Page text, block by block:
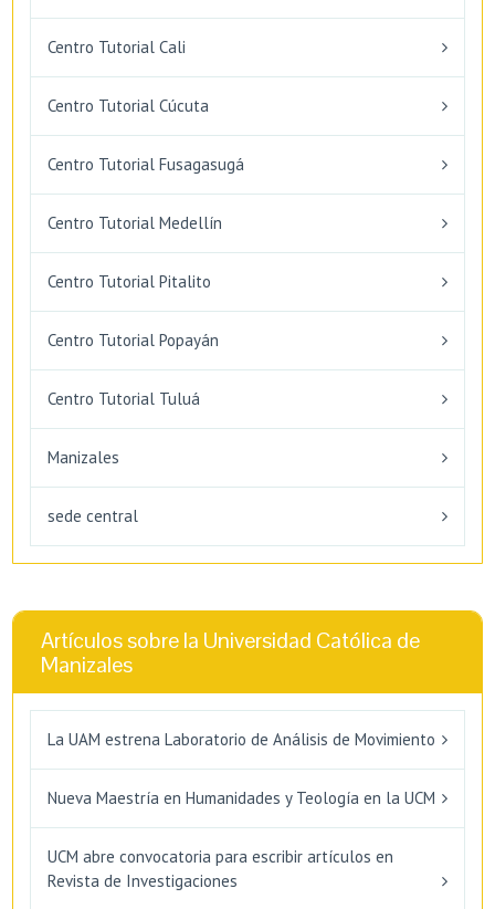
Centro Tutorial Cali
Centro Tutorial Cúcuta
Centro Tutorial Fusagasugá
Centro Tutorial Medellín
Centro Tutorial Pitalito
Centro Tutorial Popayán
Centro Tutorial Tuluá
Manizales
sede central
Artículos sobre la Universidad Católica de
Manizales
La UAM estrena Laboratorio de Análisis de Movimiento
Nueva Maestría en Humanidades y Teología en la UCM
UCM abre convocatoria para escribir artículos en
Revista de Investigaciones